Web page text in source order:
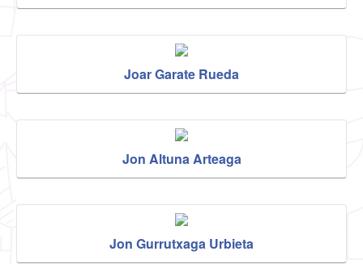
Joar Garate Rueda
Jon Altuna Arteaga
Jon Gurrutxaga Urbieta